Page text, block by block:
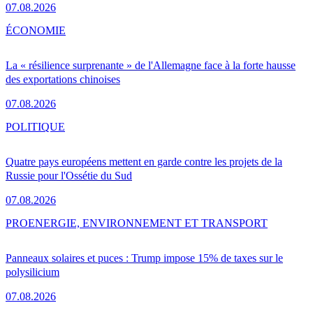
07.08.2026
La « résilience surprenante » de l'Allemagne face à la forte hausse
des exportations chinoises
07.08.2026
ÉCONOMIE
Quatre pays européens mettent en garde contre les projets de la
Russie pour l'Ossétie du Sud
07.08.2026
POLITIQUE
Panneaux solaires et puces : Trump impose 15% de taxes sur le
polysilicium
07.08.2026
PROENERGIE, ENVIRONNEMENT ET TRANSPORT